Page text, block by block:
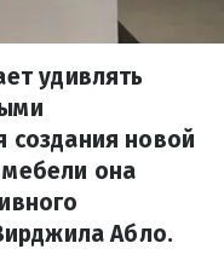
удивлять
создания новой
она
Абло.